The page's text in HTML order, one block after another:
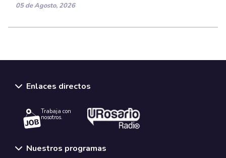
05 de Agosto, 2026
Enlaces directos
Trabaja con
nosotros.
Nuestros programas